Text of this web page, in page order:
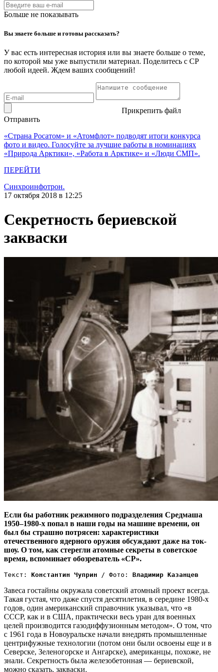
Больше не показывать
Вы знаете больше и готовы рассказать?
У вас есть интересная история или вы знаете больше о теме,
по которой мы уже выпустили материал. Поделитесь с СР
любой идеей. Ждем ваших сообщений!
Прикрепить файл
Отправить
«Страна Росатом» и «Атомфлот» подводят итоги конкурса
фото и видео. Голосуйте за лучшие работы в номинациях
«Природа Арктики», «Работа в Арктике» и «Люди СМП».
ПЕРЕЙТИ
Синхроинфотрон.
17 октября 2018 в 12:25
Секретность бериевской
закваски
Если бы работник режимного подразделения Средмаша
1950–1980-х попал в наши годы на машине времени, он
был бы страшно потрясен: характеристики
отечественного ядерного оружия обсуждают даже на ток-
шоу. О том, как стерегли атомные секреты в советское
время, вспоминает обозреватель «СР».
Текст: Константин Чуприн / Фото: Владимир Казанцев
Завеса гостайны окружала советский атомный проект всегда.
Такая густая, что даже спустя десятилетия, в середине 1980-х
годов, один американский справочник указывал, что «в
СССР, как и в США, практически весь уран для военных
целей производится газодиффузионным методом». О том, что
с 1961 года в Новоуральске начали внедрять промышленные
центрифужные технологии (потом они были освоены еще и в
Северске, Зеленогорске и Ангарске), американцы, похоже, не
знали. Секретность была железобетонная — бериевской,
можно сказать, закваски.